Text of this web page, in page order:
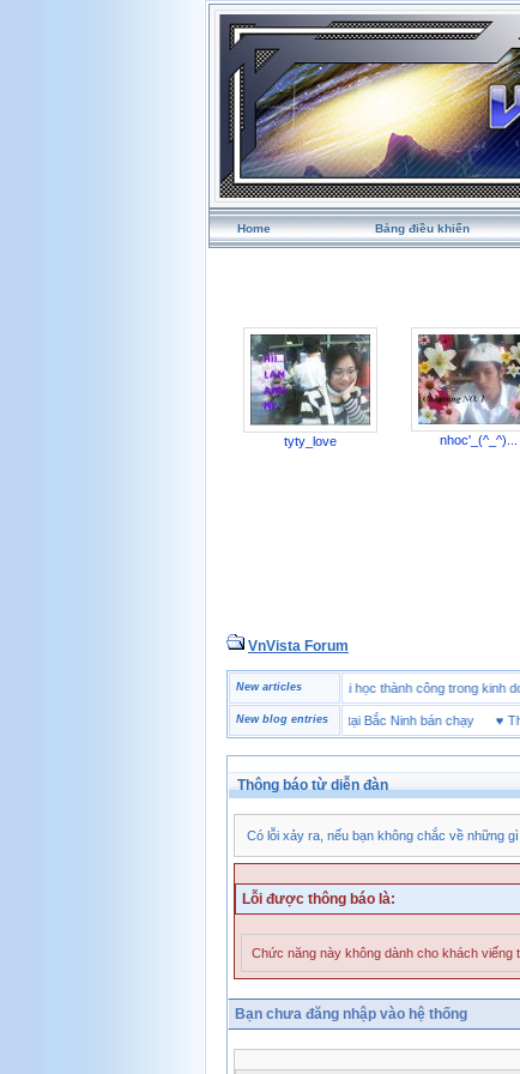
Home Bảng điều khiển
tyty_love nhoc'_(^_^)...
VnVista Forum
New articles
Một số câu hỏi phỏng vấn “đặc biệt” của Microsoft ♥4 bài học thành công trong
New blog entries
Thương hiệu giày bảo hộ tại Bắc Ninh bán chạy♥ Thiết
Thông báo từ diễn đàn
Có lỗi xảy ra, nếu bạn không chắc về những
Lỗi được thông báo là:
Chức năng này không dành cho khách viếng
Bạn chưa đăng nhập vào hệ thống